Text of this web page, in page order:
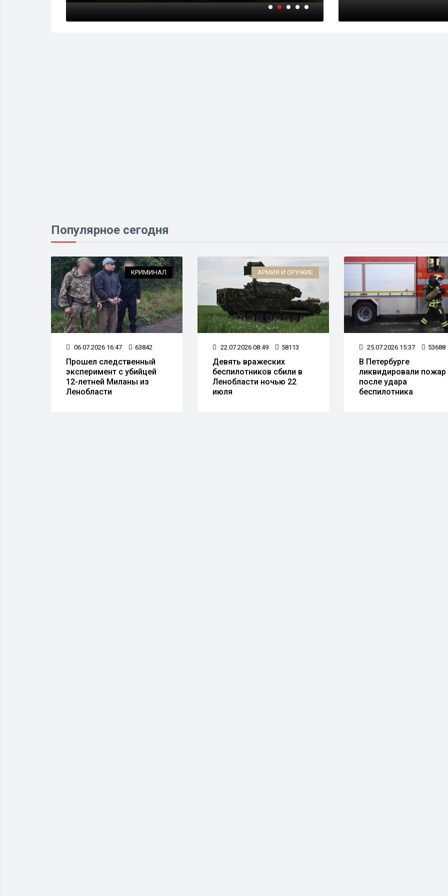
Популярное сегодня
КРИМИНАЛ
06.07.2026 16:47 63842
Прошел следственный
эксперимент с убийцей
12-летней Миланы из
Ленобласти
АРМИЯ И ОРУЖИЕ
22.07.2026 08:49 58113
Девять вражеских
беспилотников сбили в
Ленобласти ночью 22
июля
25.07.2026 15:37 53688
В Петербурге
ликвидировали пожар
после удара
беспилотника